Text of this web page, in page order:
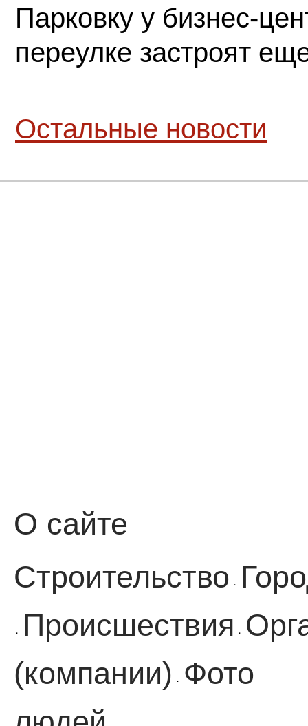
Парковку у бизнес-
переулке застроят
Остальные новости
О сайте
Строительство ·
· Происшествия ·
(компании)
·
Фото